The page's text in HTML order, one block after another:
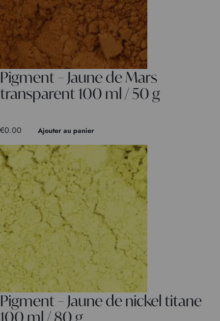
Pigment – Jaune de Mars
transparent 100 ml / 50 g
€0.00 Ajouter au panier
Pigment – Jaune de nickel titane
100 ml / 80 g